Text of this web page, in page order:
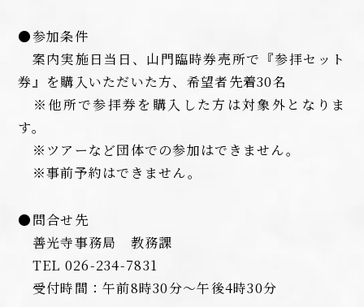
●参加条件
案内実施日当日、山門臨時券売所で『参拝セット
券』を購入いただいた方、希望者先着30名
※他所で参拝券を購入した方は対象外となりま
す。
※ツアーなど団体での参加はできません。
※事前予約はできません。
●問合せ先
善光寺事務局 教務課
TEL 026-234-7831
受付時間：午前8時30分～午後4時30分